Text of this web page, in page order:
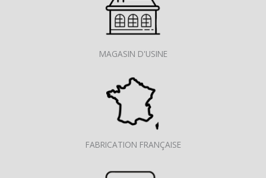
MAGASIN D'USINE
FABRICATION FRANÇAISE